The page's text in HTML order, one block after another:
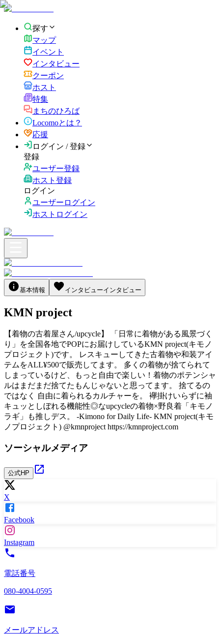
探す
マップ
イベント
インタビュー
クーポン
ホスト
特集
まちのひろば
Locomoとは？
応援
ログイン / 登録
登録
ユーザー登録
ホスト登録
ログイン
ユーザーログイン
ホストログイン
基本情報 インタビューインタビュー
KMN project
【着物の古着屋さん/upcycle】 「日常に着物がある風景づく
り」を全国各地でPOPにお届けしているKMN project(キモノ
プロジェクト)です。 レスキューしてきた古着物や和装アイ
テムをALL¥500で販売してます。 多くの着物が捨てられて
しまっているけど、もっと自由で楽しい！着物のポテンシャ
ルはまだまだ捨てたもんじゃないと思ってます。 捨てるの
ではなく 自由に着られるカルチャーを。 襷掛けいらずに袖
キュッとしぼれる機能性◎なupcycleの着物×野良着「キモノ
ラギ」も推しデス。 -Kimono for Daily Life- KMN project(キモ
ノプロジェクト) @kmnproject https://kmnproject.com
ソーシャルメディア
公式HP
X
Facebook
Instagram
電話番号
080-4004-0595
メールアドレス